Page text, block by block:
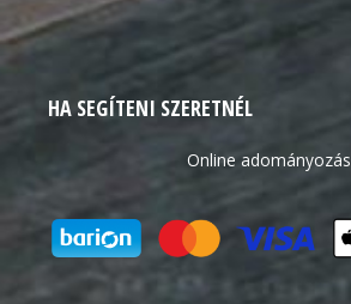
HA SEGÍTENI SZERETNÉL
Online adományozás